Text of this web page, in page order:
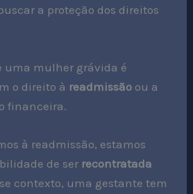
a proteção dos direitos
uma mulher grávida é
o direito à readmissão ou a
financeira.
à readmissão, estamos
de ser recontratada
contexto, uma gestante tem